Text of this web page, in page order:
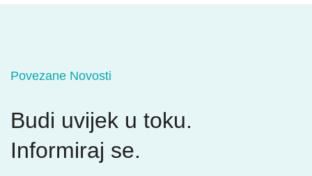
Povezane Novosti
Budi uvijek u toku.
Informiraj se.